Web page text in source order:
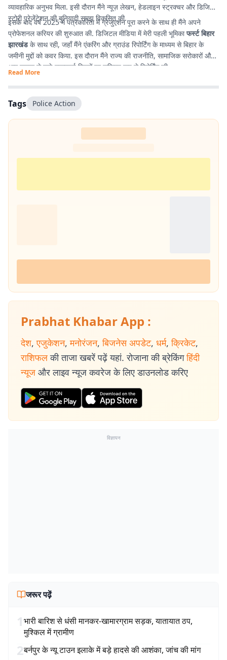
व्यावहारिक अनुभव मिला. इसी दौरान मैंने न्यूज़ लेखन, हेडलाइन स्ट्रक्चर और डिजिटल
स्टोरी प्रेजेंटेशन की बुनियादी समझ विकसित की.
इसके बाद वर्ष 2025 में पत्रकारिता में ग्रेजुएशन पूरा करने के साथ ही मैंने अपने
प्रोफेशनल करियर की शुरुआत की. डिजिटल मीडिया में मेरी पहली भूमिकाफर्स्ट बिहार
झारखंडके साथ रही, जहाँ मैंने एंकरिंग और ग्राउंड रिपोर्टिंग के माध्यम से बिहार के
जमीनी मुद्दों को कवर किया. इस दौरान मैंने राज्य की राजनीति, सामाजिक सरोकारों और
आम जनता से जुड़े महत्वपूर्ण विषयों पर सक्रिय रूप से रिपोर्टिंग की.
Read More
Tags Police Action
Prabhat Khabar App :
देश, एजुकेशन, मनोरंजन, बिजनेस अपडेट, धर्म, क्रिकेट,
राशिफल की ताजा खबरें पढ़ें यहां. रोजाना की ब्रेकिंग हिंदी
न्यूज और लाइव न्यूज कवरेज के लिए डाउनलोड करिए
विज्ञापन
जरूर पढ़ें
1भारी बारिश से धंसी मानकर-खामारग्राम सड़क, यातायात ठप,
मुश्किल में ग्रामीण
2बर्नपुर के न्यू टाउन इलाके में बड़े हादसे की आशंका, जांच की मांग